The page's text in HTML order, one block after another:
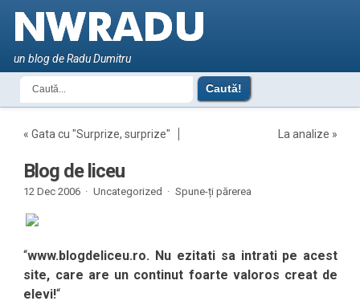
un blog de Radu Dumitru
«Gata cu "Surprize, surprize" La analize »
Blog de liceu
12 Dec 2006 · Uncategorized · Spune-ți părerea
“www.blogdeliceu.ro. Nu ezitati sa intrati pe acest
site, care are un continut foarte valoros creat de
elevi!“